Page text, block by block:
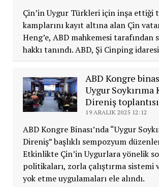
Çin’in Uygur Türkleri için inşa ettiği
kamplarını kayıt altına alan Çin
Heng’e, ABD mahkemesi tarafından
hakkı tanındı. ABD, Şi Cinping
ABD Kongre
Uygur Soykırıma
Direniş toplantısı
19 ARALIK 2025 12:12
ABD Kongre Binası’nda “Uygur
Direniş” başlıklı sempozyum
Etkinlikte Çin’in Uygurlara yönelik
politikaları, zorla çalıştırma sistemi
yok etme uygulamaları ele alındı.